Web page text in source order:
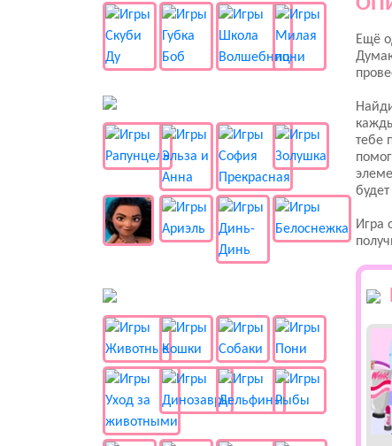
Ещё
тебе
будет
Игра